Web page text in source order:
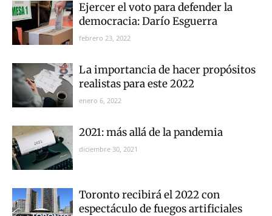
Ejercer el voto para defender la
democracia: Darío Esguerra
febrero 23, 2022
La importancia de hacer propósitos
realistas para este 2022
enero 6, 2022
2021: más allá de la pandemia
diciembre 30, 2021
Toronto recibirá el 2022 con
espectáculo de fuegos artificiales